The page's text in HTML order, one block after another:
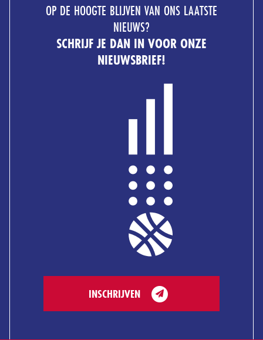
OP DE HOOGTE BLIJVEN VAN ONS LAATSTE
NIEUWS?
SCHRIJF JE DAN IN VOOR ONZE
NIEUWSBRIEF!
INSCHRIJVEN